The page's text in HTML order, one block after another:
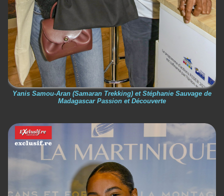
Yanis Samou-Aran (Samaran Trekking) et Stéphanie Sauvage de
Madagascar Passion et Découverte